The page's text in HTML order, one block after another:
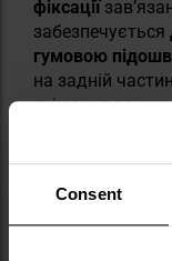
Consent
фіксації
забезпечується
гумовою
на задній
знімання